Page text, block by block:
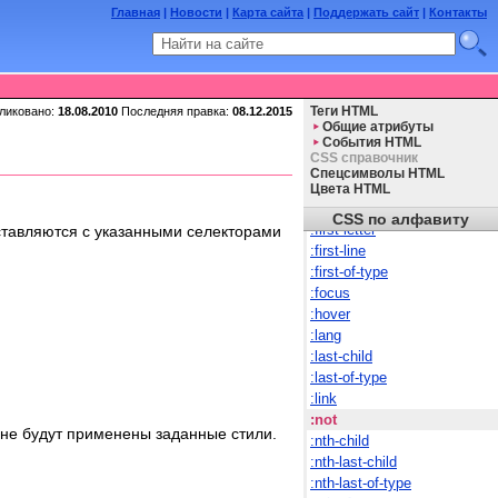
Главная | Новости | Карта сайта | Поддержать сайт | Контакты
18.08.2010 Последняя правка: 08.12.2015
с указанными селекторами
будут применены заданные стили.
Теги HTML
Общие атрибуты
События HTML
CSS справочник
Спецсимволы HTML
Цвета HTML
CSS по алфавиту
::first-line
:
:active
:before
:checked
:disabled
:empty
:enabled
:first-child
:first-letter
:first-line
:first-of-type
:focus
:hover
:lang
:last-child
:last-of-type
:link
:not
:nth-child
:nth-last-child
:nth-last-of-type